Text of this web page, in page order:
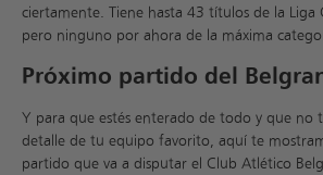
ciertamente. Tiene hasta 43 títulos de la Liga
pero ninguno por ahora de la máxima
Próximo partido del
Y para que estés enterado de todo y que no
detalle de tu equipo favorito, aquí te
partido que va a disputar el Club Atlético